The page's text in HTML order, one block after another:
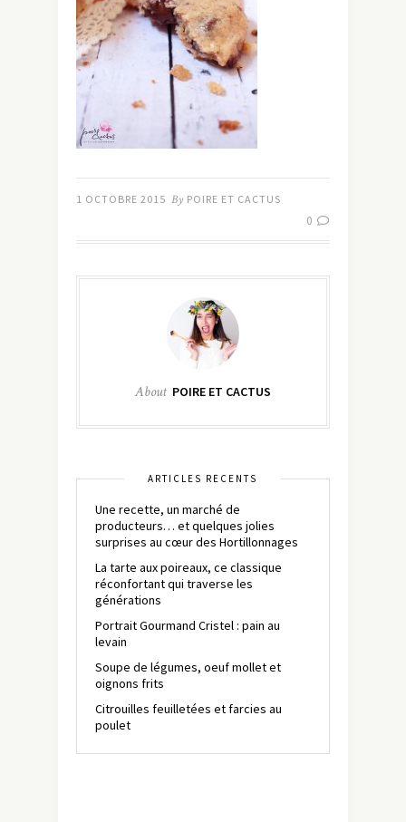
1 OCTOBRE 2015 By POIRE ET CACTUS
0
About POIRE ET CACTUS
ARTICLES RÉCENTS
Une recette, un marché de
producteurs… et quelques jolies
surprises au cœur des Hortillonnages
La tarte aux poireaux, ce classique
réconfortant qui traverse les
générations
Portrait Gourmand Cristel : pain au
levain
Soupe de légumes, oeuf mollet et
oignons frits
Citrouilles feuilletées et farcies au
poulet